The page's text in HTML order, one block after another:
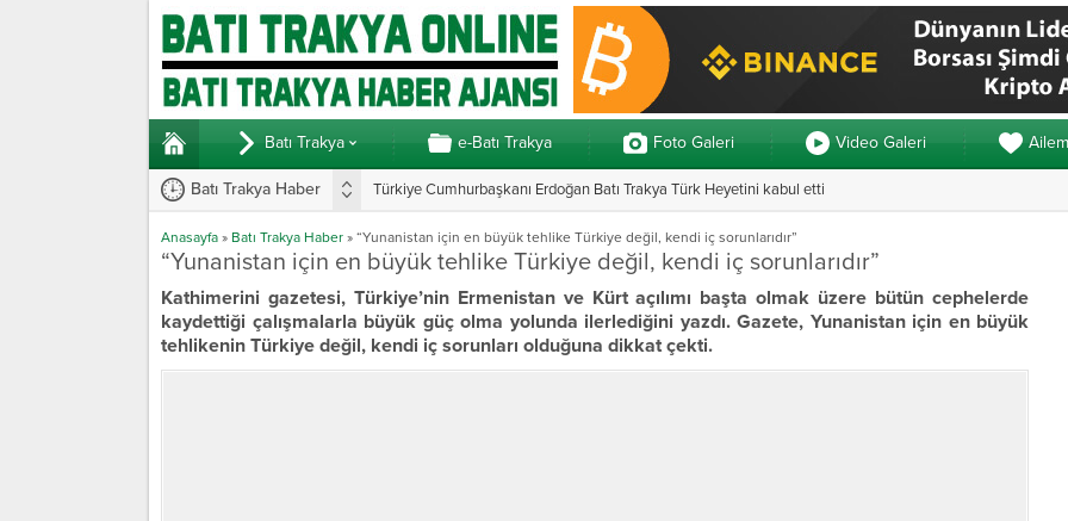
Batı Trakya e-Batı Trakya Foto Galeri Video Galeri Ailem
Batı Trakya Haber Türkiye Cumhurbaşkanı Erdoğan Batı Trakya Türk Heyetini kabul etti
Anasayfa » Batı Trakya Haber » “Yunanistan için en büyük tehlike Türkiye değil, kendi iç sorunlarıdır”
“Yunanistan için en büyük tehlike Türkiye değil, kendi iç sorunlarıdır”
Kathimerini gazetesi, Türkiye’nin Ermenistan ve Kürt açılımı başta olmak üzere bütün cephelerde
kaydettiği çalışmalarla büyük güç olma yolunda ilerlediğini yazdı. Gazete, Yunanistan için en büyük
tehlikenin Türkiye değil, kendi iç sorunları olduğuna dikkat çekti.